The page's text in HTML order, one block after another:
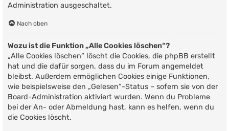
Administration ausgeschaltet.
Nach oben
Wozu ist die Funktion „Alle Cookies löschen“?
„Alle Cookies löschen“ löscht die Cookies, die phpBB erstellt
hat und die dafür sorgen, dass du im Forum angemeldet
bleibst. Außerdem ermöglichen Cookies einige Funktionen,
wie beispielsweise den „Gelesen“-Status – sofern sie von der
Board-Administration aktiviert wurden. Wenn du Probleme
bei der An- oder Abmeldung hast, kann es helfen, wenn du
die Cookies löscht.